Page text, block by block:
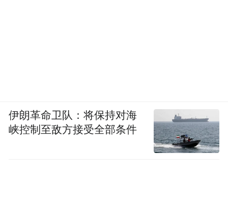
伊朗革命卫队：将保持对海
峡控制至敌方接受全部条件